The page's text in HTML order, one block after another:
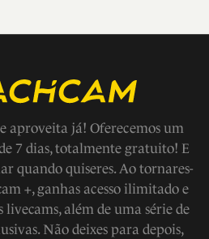
aproveita já! Oferecemos um
7 dias, totalmente gratuito! E
quando quiseres. Ao tornares-
+, ganhas acesso ilimitado e
livecams, além de uma série de
Não deixes para depois,